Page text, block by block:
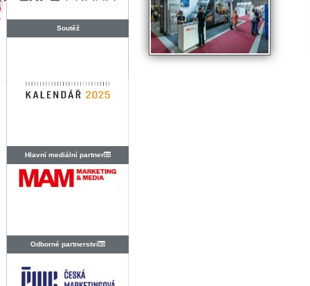
Soutěž
Hlavní mediální partner
Odborné partnerství